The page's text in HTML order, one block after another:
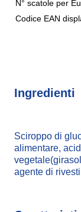
N° scatole per
Codice EAN
Ingredienti
Sciroppo di
alimentare,
agente di